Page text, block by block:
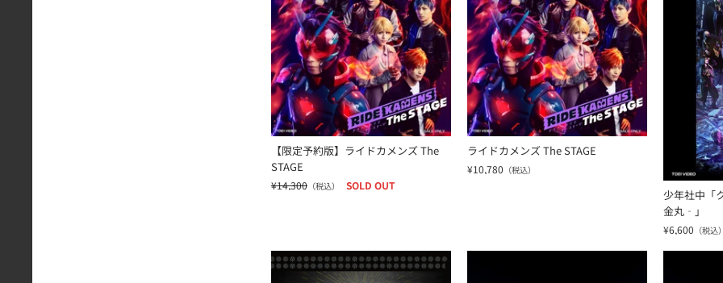
【限定予約版】ライドカメンズ The
STAGE
¥14,300 （税込） SOLD OUT
ライドカメンズ The STAGE
¥10,780 （税込）
少年社中「
金丸‐」
¥6,600 （税込
少年社中「ＤＲＯＰ Ｔｅａｍ Ｈｕｍｐｔｙ」